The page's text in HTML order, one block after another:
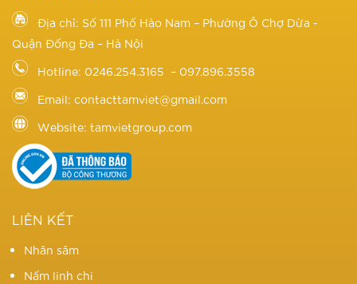
Địa chỉ: Số 111 Phố Hào Nam – Phường Ô Chợ Dừa -
Quận Đống Đa – Hà Nội
Hotline: 0246.254.3165 – 097.896.3558
Email: contacttamviet@gmail.com
Website: tamvietgroup.com
LIÊN KẾT
Nhân sâm
Nấm linh chi